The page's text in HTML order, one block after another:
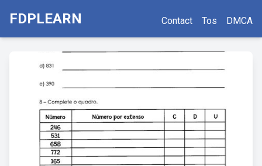
FDPLEARN Contact Tos DMCA